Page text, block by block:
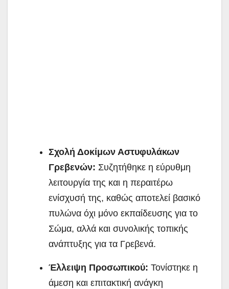
Σχολή Δοκίμων Αστυφυλάκων
Γρεβενών: Συζητήθηκε η εύρυθμη
λειτουργία της και η περαιτέρω
ενίσχυσή της, καθώς αποτελεί βασικό
πυλώνα όχι μόνο εκπαίδευσης για το
Σώμα, αλλά και συνολικής τοπικής
ανάπτυξης για τα Γρεβενά.
Έλλειψη Προσωπικού: Τονίστηκε η
άμεση και επιτακτική ανάγκη